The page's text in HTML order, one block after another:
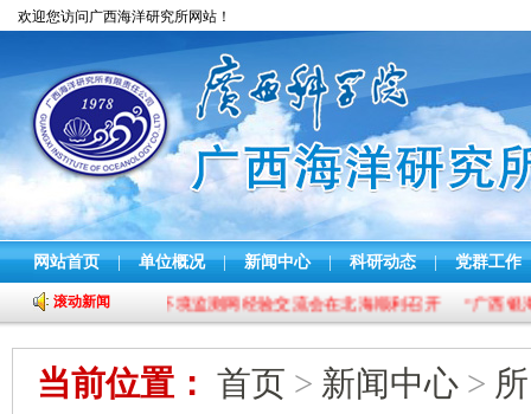
欢迎您访问广西海洋研究所网站！
网站首页 | 单位概况 | 新闻中心 | 科研动态 | 党群工作
滚动新闻
年全国渔业生态环境监测网经验交流会在北海顺利召开 “广西银
当前位置： 首页 > 新闻中心 >